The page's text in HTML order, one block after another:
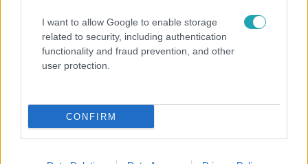
I want to allow Google to enable storage
related to security, including authentication
functionality and fraud prevention, and other
user protection.
CONFIRM